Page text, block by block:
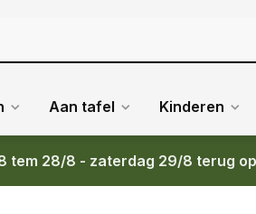
Aan tafel Kinderen
tem 28/8 - zaterdag 29/8 terug
37 x 44 CM